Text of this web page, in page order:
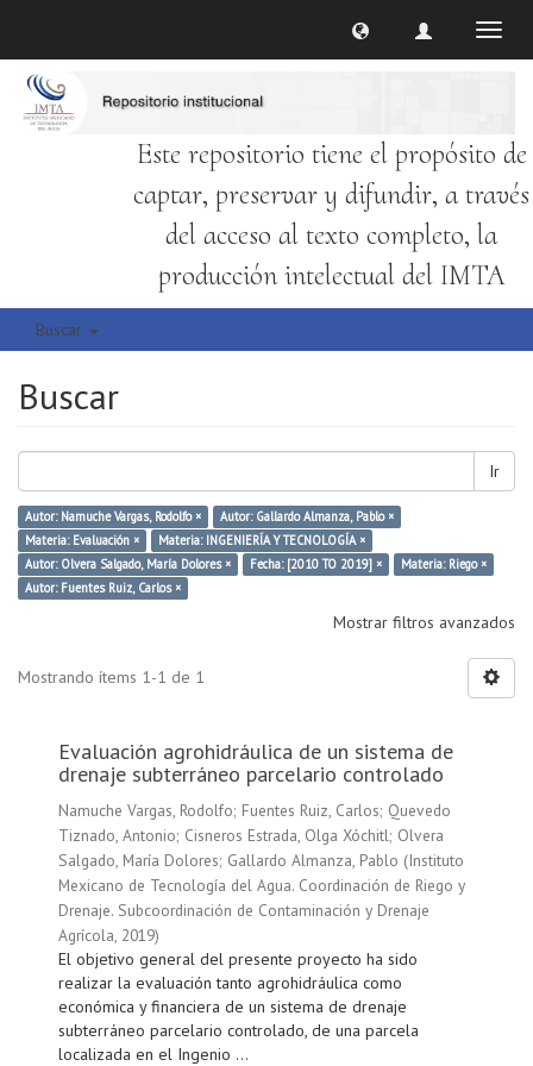
Este repositorio tiene el propósito de
captar, preservar y difundir, a través
del acceso al texto completo, la
producción intelectual del IMTA
Buscar
Buscar
Ir
Autor: Namuche Vargas, Rodolfo ×
Autor: Gallardo Almanza, Pablo ×
Materia: Evaluación ×
Materia: INGENIERÍA Y TECNOLOGÍA ×
Autor: Olvera Salgado, María Dolores ×
Fecha: [2010 TO 2019] ×
Materia: Riego ×
Autor: Fuentes Ruiz, Carlos ×
Mostrar filtros avanzados
Mostrando ítems 1-1 de 1
Evaluación agrohidráulica de un sistema de
drenaje subterráneo parcelario controlado
Namuche Vargas, Rodolfo; Fuentes Ruiz, Carlos; Quevedo
Tiznado, Antonio; Cisneros Estrada, Olga Xóchitl; Olvera
Salgado, María Dolores; Gallardo Almanza, Pablo (Instituto
Mexicano de Tecnología del Agua. Coordinación de Riego y
Drenaje. Subcoordinación de Contaminación y Drenaje
Agrícola, 2019)
El objetivo general del presente proyecto ha sido
realizar la evaluación tanto agrohidráulica como
económica y financiera de un sistema de drenaje
subterráneo parcelario controlado, de una parcela
localizada en el Ingenio ...